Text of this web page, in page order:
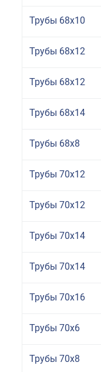
Трубы 68x10
Трубы 68x12
Трубы 68x12
Трубы 68x14
Трубы 68x8
Трубы 70x12
Трубы 70x12
Трубы 70x14
Трубы 70x14
Трубы 70x16
Трубы 70x6
Трубы 70x8